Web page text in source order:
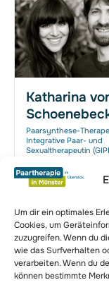
Um dir ein optimales
Cookies, um
zuzugreifen. Wenn du
wie das Surfverhalten
verarbeiten. Wenn du
können bestimmte
Katharina
Paarsynthese-
Integrative Paar- und
Sexualtherapeutin
Kanalstraße 62,